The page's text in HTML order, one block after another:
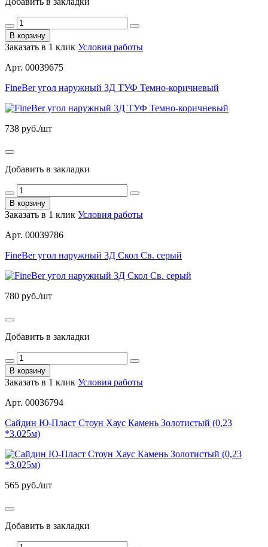
В корзину
Заказать в 1 клик Условия работы
Арт. 00039675
FineBer угол наружный 3Д ТУФ Темно-коричневый
738 руб./шт
Добавить в закладки
В корзину
Заказать в 1 клик Условия работы
Арт. 00039786
FineBer угол наружный 3Д Скол Св. серый
780 руб./шт
Добавить в закладки
В корзину
Заказать в 1 клик Условия работы
Арт. 00036794
Сайдин Ю-Пласт Стоун Хаус Камень Золотистый (0,23
*3.025м)
565 руб./шт
Добавить в закладки